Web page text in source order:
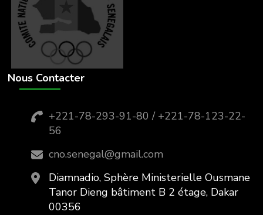
Nous Contacter
+221-78-293-91-80 / +221-78-123-22-
56
cno.senegal@gmail.com
Diamnadio, Sphère Ministerielle Ousmane
Tanor Dieng bâtiment B 2 étage, Dakar
00356